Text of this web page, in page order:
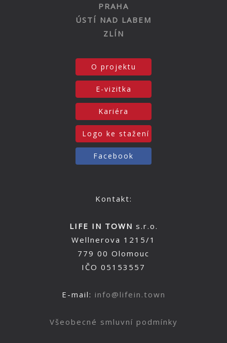
PRAHA
ÚSTÍ NAD LABEM
ZLÍN
O projektu
E-vizitka
Kariéra
Logo ke stažení
Facebook
Kontakt:
LIFE IN TOWN s.r.o.
Wellnerova 1215/1
779 00 Olomouc
IČO 05153557
E-mail: info@lifein.town
Všeobecné smluvní podmínky